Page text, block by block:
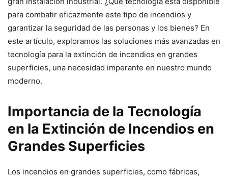
para combatir eficazmente este tipo de incendios y
garantizar la seguridad de las personas y los bienes? En
este artículo, exploramos las soluciones más avanzadas en
tecnología para la extinción de incendios en grandes
superficies, una necesidad imperante en nuestro mundo
moderno.
Importancia de la Tecnología
en la Extinción de Incendios en
Grandes Superficies
Los incendios en grandes superficies, como fábricas,